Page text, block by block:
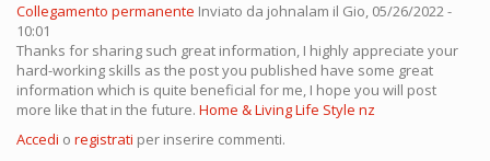
Collegamento permanente Inviato da johnalam il Gio, 05/26/2022 -
10:01
Thanks for sharing such great information, I highly appreciate your
hard-working skills as the post you published have some great
information which is quite beneficial for me, I hope you will post
more like that in the future. Home & Living Life Style nz
Accedi o registrati per inserire commenti.